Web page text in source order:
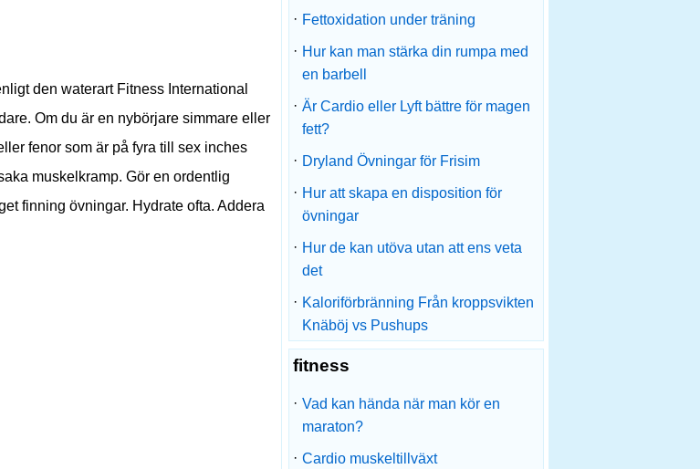
den waterart Fitness International
Om du är en nybörjare simmare eller
fenor som är på fyra till sex inches
muskelkramp. Gör en ordentlig
finning övningar. Hydrate ofta. Addera
· Fettoxidation under träning
· Hur kan man stärka din rumpa med
en barbell
· Är Cardio eller Lyft bättre för magen
fett?
· Dryland Övningar för Frisim
· Hur att skapa en disposition för
övningar
· Hur de kan utöva utan att ens veta
det
· Kaloriförbränning Från kroppsvikten
Knäböj vs Pushups
fitness
· Vad kan hända när man kör en
maraton?
· Cardio muskeltillväxt